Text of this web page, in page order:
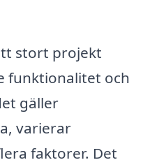
stort projekt
funktionalitet och
gäller
varierar
faktorer. Det